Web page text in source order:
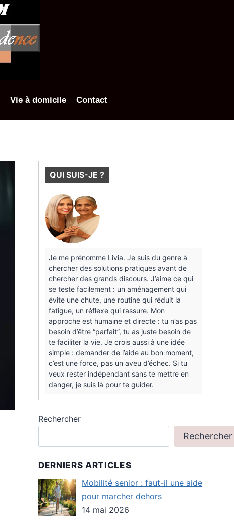
Vie à domicile Contact
QUI SUIS-JE ?
Je me prénomme Livia. Je suis du genre à
chercher des solutions pratiques avant de
chercher des grands discours. J’aime ce qui
se teste facilement : un aménagement qui
évite une chute, une routine qui réduit la
fatigue, un réflexe qui rassure. Mon
approche est humaine et directe : tu n’as pas
besoin d’être “parfait”, tu as juste besoin de
te faciliter la vie. Je crois aussi à une idée
simple : demander de l’aide au bon moment,
c’est une force, pas un aveu d’échec. Si tu
veux rester indépendant sans te mettre en
danger, je suis là pour te guider.
Rechercher
Rechercher
DERNIERS ARTICLES
Mobilité senior : faut-il une aide
pour marcher dehors
14 mai 2026